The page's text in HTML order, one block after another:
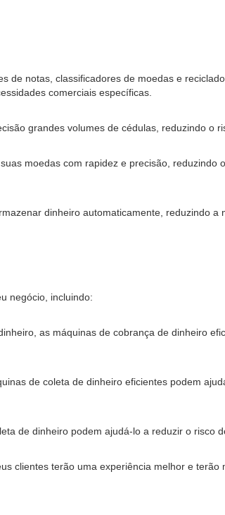
notas, classificadores de moedas e
comerciais específicas.
grandes volumes de cédulas, reduzindo o
moedas com rapidez e precisão,
dinheiro automaticamente, reduzindo
negócio, incluindo:
as máquinas de cobrança de dinheiro
de coleta de dinheiro eficientes podem
de dinheiro podem ajudá-lo a reduzir o risco
clientes terão uma experiência melhor e